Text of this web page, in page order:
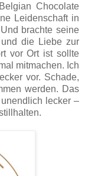
Chocolate
Leidenschaft in
brachte seine
die Liebe zur
vor Ort ist sollte
mitmachen. Ich
vor. Schade,
werden. Das
lecker –